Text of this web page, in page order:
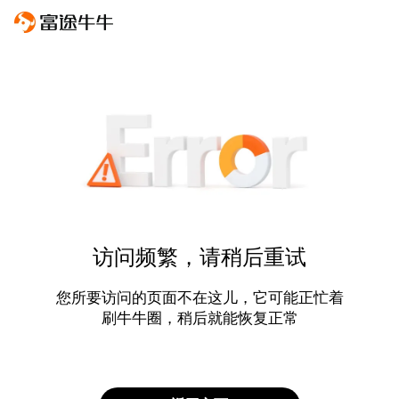
访问频繁，请稍后重试
您所要访问的页面不在这儿，它可能正忙着
刷牛牛圈，稍后就能恢复正常